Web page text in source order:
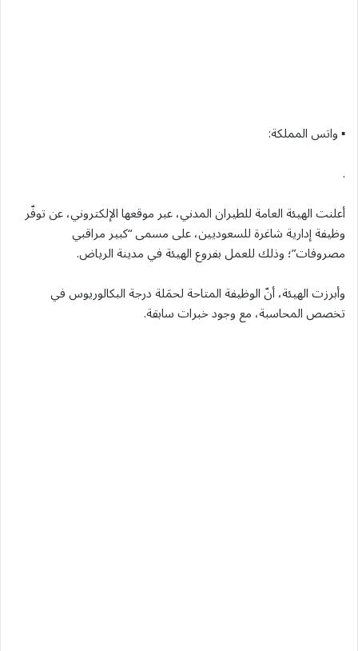
▪︎ واتس المملكة:
.
أعلنت الهيئة العامة للطيران المدني، عبر موقعها الإلكتروني، عن توفّر
وظيفة إدارية شاغرة للسعوديين، على مسمى “كبير مراقبي
مصروفات”؛ وذلك للعمل بفروع الهيئة في مدينة الرياض.
وأبرزت الهيئة، أنّ الوظيفة المتاحة لحمَلة درجة البكالوريوس في
تخصص المحاسبة، مع وجود خبرات سابقة.